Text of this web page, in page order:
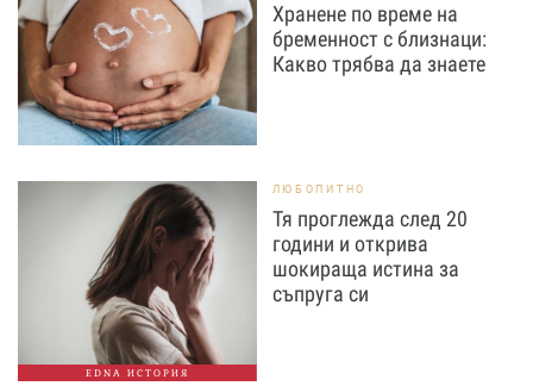
Хранене по време на
бременност с близнаци:
Какво трябва да знаете
EDNA ИСТОРИЯ
ЛЮБОПИТНО
Тя проглежда след 20
години и открива
шокираща истина за
съпруга си